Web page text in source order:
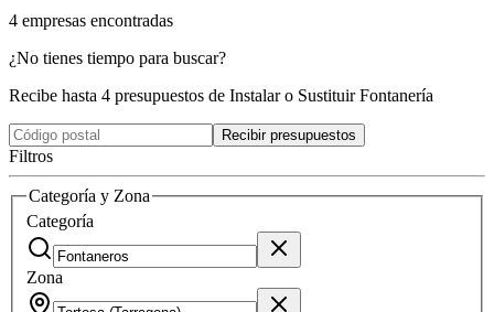
4 empresas encontradas
¿No tienes tiempo para buscar?
Recibe hasta 4 presupuestos de Instalar o Sustituir Fontanería
Recibir presupuestos
Filtros
Categoría y Zona
Categoría
Zona